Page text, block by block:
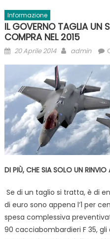
Informazione
IL GOVERNO TAGLIA UN
COMPRA NEL 2015
Posted
20 Aprile 2014 Author
admin
DI PIÙ, CHE SIA SOLO UN RINVIO
Se di un taglio si tratta, è di
di euro sono appena l’1 per
spesa complessiva
90 cacciabombardieri F 35,